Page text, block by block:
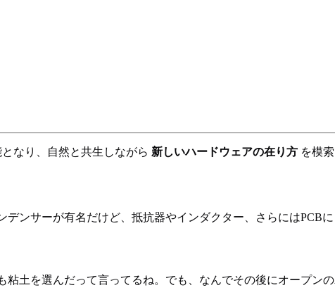
なり、自然と共生しながら 新しいハードウェアの在り方 を模索
ンサーが有名だけど、抵抗器やインダクター、さらにはPCB
土を選んだって言ってるね。でも、なんでその後にオープン